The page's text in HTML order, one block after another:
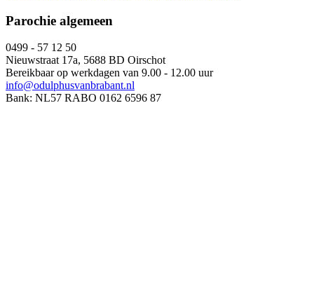
Parochie algemeen
0499 - 57 12 50
Nieuwstraat 17a, 5688 BD Oirschot
Bereikbaar op werkdagen van 9.00 - 12.00 uur
info@odulphusvanbrabant.nl
Bank: NL57 RABO 0162 6596 87